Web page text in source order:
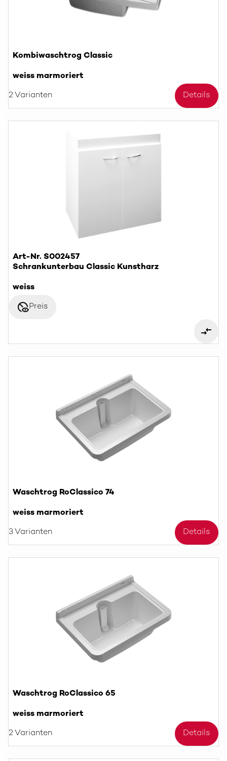
Kombiwaschtrog Classic
weiss marmoriert
2 Varianten Details
Art-Nr. S002457
Schrankunterbau Classic Kunstharz
weiss
disabled_visiblePreis
Waschtrog RoClassico 74
weiss marmoriert
3 Varianten Details
Waschtrog RoClassico 65
weiss marmoriert
2 Varianten Details